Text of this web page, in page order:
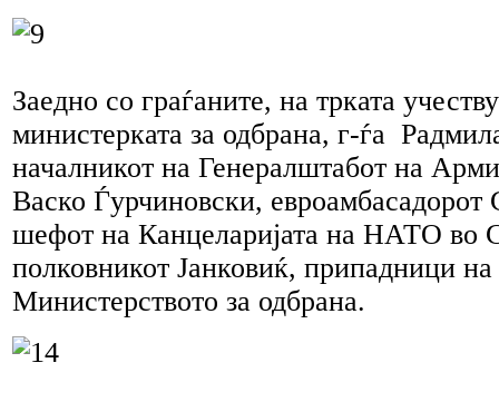
Заедно со граѓаните, на трката
министерката за одбрана, г-ѓа
началникот на Генералштабот на
Васко Ѓурчиновски,
шефот на Канцеларијата на НАТО во
полковникот Јанковиќ, припадници
Министерството за одбрана.